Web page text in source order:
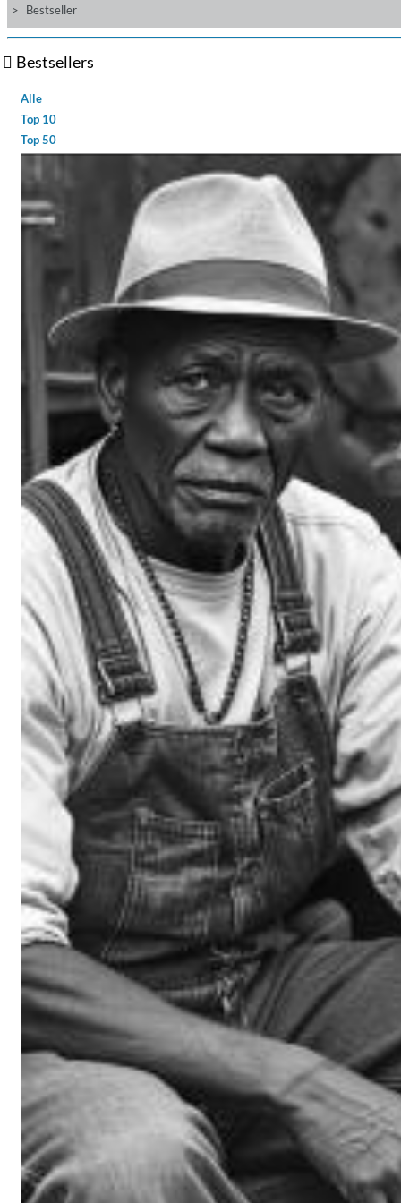
Chuck Timely & The Hourglass
ROLE MODEL
Genre:
Pop
Dreamscapes II
Thomas Lemmer
Bestseller
Bestsellers
Alle
Top 10
Top 50